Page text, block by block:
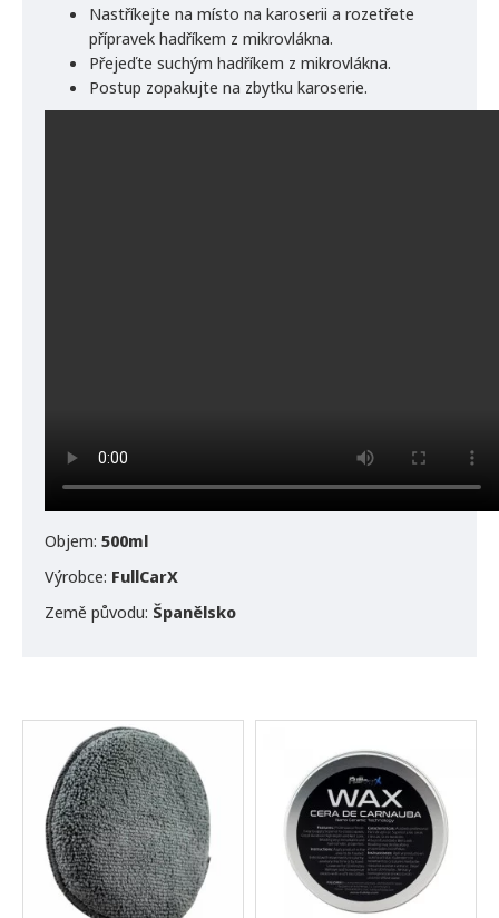
Nastříkejte na místo na karoserii a rozetřete
přípravek hadříkem z mikrovlákna.
Přejeďte suchým hadříkem z mikrovlákna.
Postup zopakujte na zbytku karoserie.
Objem: 500ml
Výrobce: FullCarX
Země původu: Španělsko